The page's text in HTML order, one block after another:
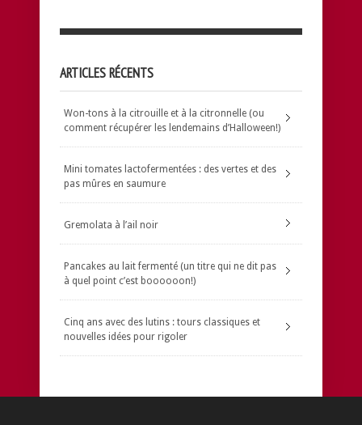
ARTICLES RÉCENTS
Won-tons à la citrouille et à la citronnelle (ou
comment récupérer les lendemains d’Halloween!)
Mini tomates lactofermentées : des vertes et des
pas mûres en saumure
Gremolata à l’ail noir
Pancakes au lait fermenté (un titre qui ne dit pas
à quel point c’est boooooon!)
Cinq ans avec des lutins : tours classiques et
nouvelles idées pour rigoler